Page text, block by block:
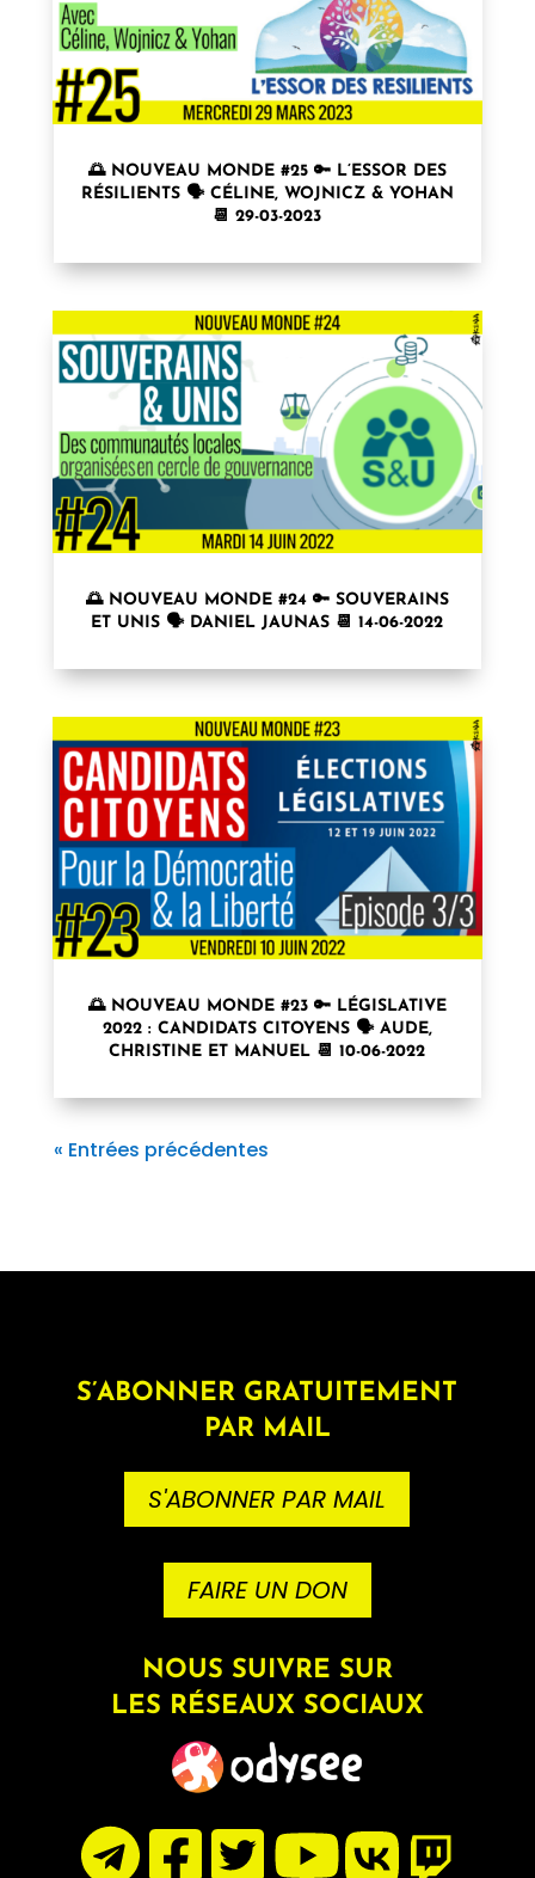
🌅 NOUVEAU MONDE #25 🔑 L’ESSOR DES
RÉSILIENTS 🗣 CÉLINE, WOJNICZ & YOHAN
📆 29-03-2023
🌅 NOUVEAU MONDE #24 🔑 SOUVERAINS
ET UNIS 🗣 DANIEL JAUNAS 📆 14-06-2022
🌅 NOUVEAU MONDE #23 🔑 LÉGISLATIVE
2022 : CANDIDATS CITOYENS 🗣 AUDE,
CHRISTINE ET MANUEL 📆 10-06-2022
« Entrées précédentes
S’ABONNER GRATUITEMENT
PAR MAIL
S'ABONNER PAR MAIL
FAIRE UN DON
NOUS SUIVRE SUR
LES RÉSEAUX SOCIAUX